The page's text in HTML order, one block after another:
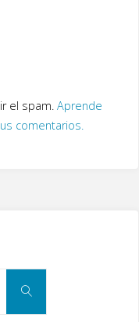
el spam. Aprende
comentarios.
Search